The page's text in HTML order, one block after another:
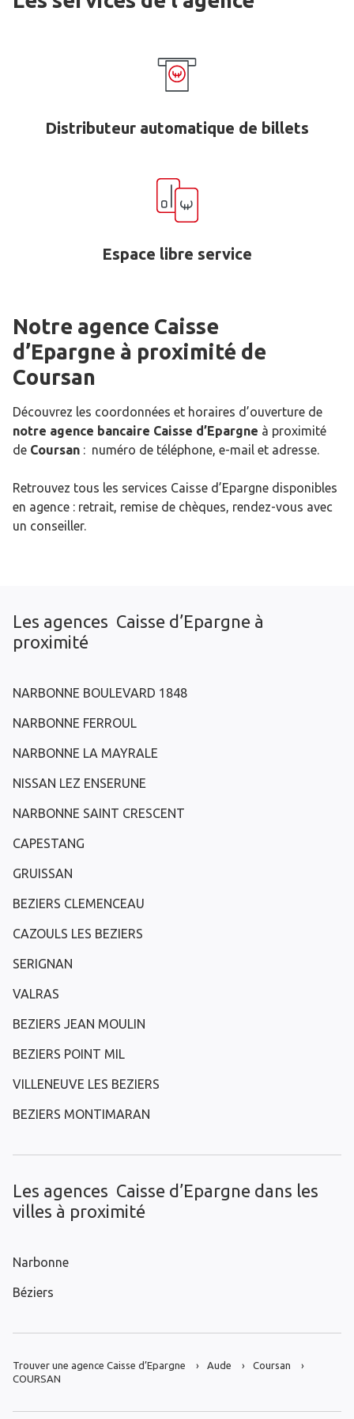
Distributeur automatique de billets
Espace libre service
Notre agence Caisse
d’Epargne à proximité de
Coursan
Découvrez les coordonnées et horaires d’ouverture de
notre agence bancaire Caisse d’Epargne à proximité
de Coursan : numéro de téléphone, e-mail et adresse.
Retrouvez tous les services Caisse d’Epargne disponibles
en agence : retrait, remise de chèques, rendez-vous avec
un conseiller.
Les agences Caisse d’Epargne à
proximité
NARBONNE BOULEVARD 1848
NARBONNE FERROUL
NARBONNE LA MAYRALE
NISSAN LEZ ENSERUNE
NARBONNE SAINT CRESCENT
CAPESTANG
GRUISSAN
BEZIERS CLEMENCEAU
CAZOULS LES BEZIERS
SERIGNAN
VALRAS
BEZIERS JEAN MOULIN
BEZIERS POINT MIL
VILLENEUVE LES BEZIERS
BEZIERS MONTIMARAN
Les agences Caisse d’Epargne dans les
villes à proximité
Narbonne
Béziers
Trouver une agence Caisse d’Epargne Aude
Coursan
COURSAN